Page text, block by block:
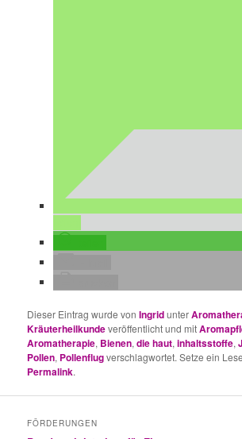
Dieser Eintrag wurde vonIngridunter
Kräuterheilkundeveröffentlicht und mit
Aromatherapie, Bienen,die haut,inhaltsstoffe,
Pollen, Pollenflugverschlagwortet. Setze ein
Permalink.
FÖRDERUNGEN